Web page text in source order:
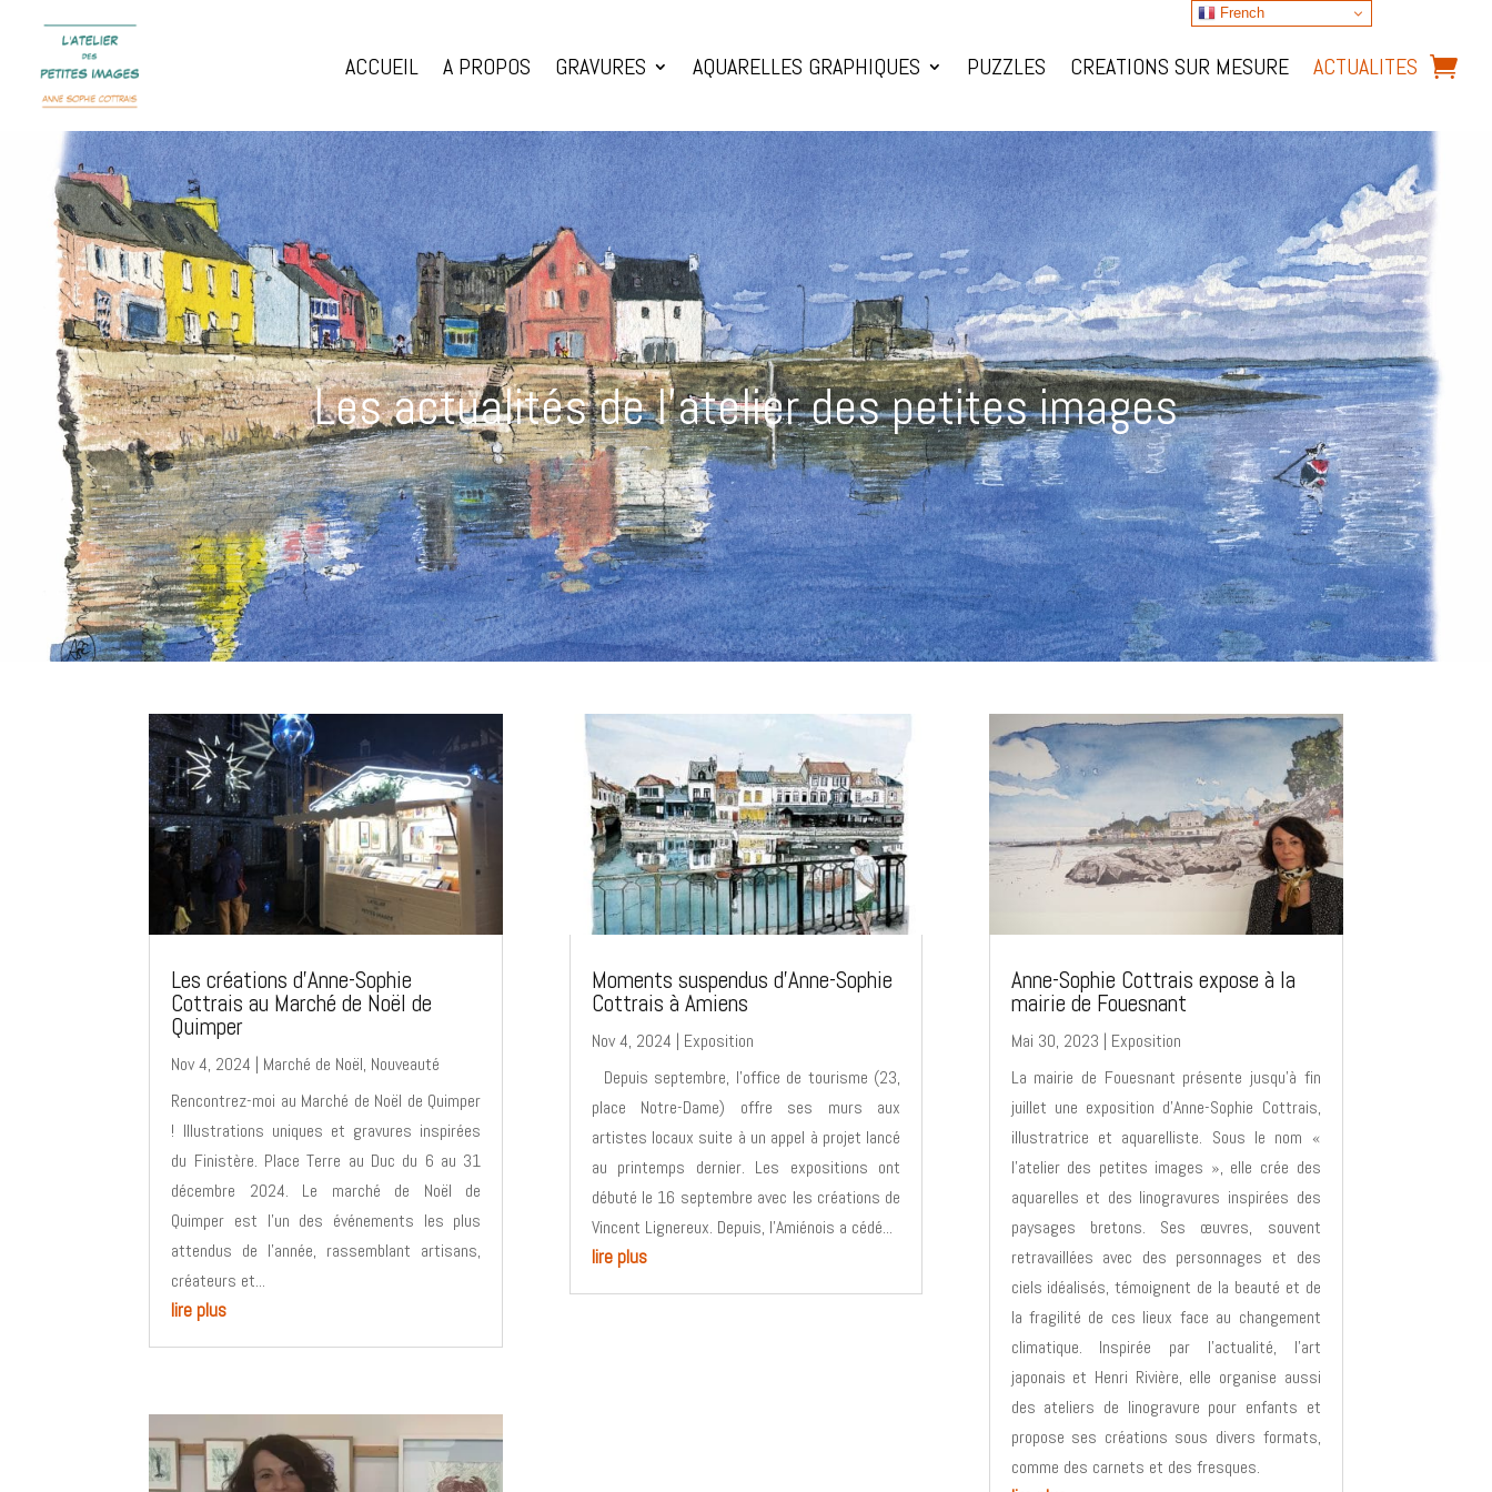
ACCUEIL A PROPOS GRAVURES AQUARELLES GRAPHIQUES PUZZLES CREATIONS SUR MESURE ACTUALITES
Les actualités de l’atelier des petites images
Les créations d’Anne-Sophie
Cottrais au Marché de Noël de
Quimper
Nov 4, 2024 | Marché de Noël, Nouveauté
Rencontrez-moi au Marché de Noël de Quimper
! Illustrations uniques et gravures inspirées
du Finistère. Place Terre au Duc du 6 au 31
décembre 2024. Le marché de Noël de
Quimper est l’un des événements les plus
attendus de l’année, rassemblant artisans,
créateurs et...
lire plus
Moments suspendus d’Anne-Sophie
Cottrais à Amiens
Nov 4, 2024 | Exposition
Depuis septembre, l’office de tourisme (23,
place Notre-Dame) offre ses murs aux
artistes locaux suite à un appel à projet lancé
au printemps dernier. Les expositions ont
débuté le 16 septembre avec les créations de
Vincent Lignereux. Depuis, l’Amiénois a cédé...
lire plus
Anne-Sophie Cottrais expose à la
mairie de Fouesnant
Mai 30, 2023 | Exposition
La mairie de Fouesnant présente jusqu’à fin
juillet une exposition d’Anne-Sophie Cottrais,
illustratrice et aquarelliste. Sous le nom «
l’atelier des petites images », elle crée des
aquarelles et des linogravures inspirées des
paysages bretons. Ses œuvres, souvent
retravaillées avec des personnages et des
ciels idéalisés, témoignent de la beauté et de
la fragilité de ces lieux face au changement
climatique. Inspirée par l’actualité, l’art
japonais et Henri Rivière, elle organise aussi
des ateliers de linogravure pour enfants et
propose ses créations sous divers formats,
comme des carnets et des fresques.
French